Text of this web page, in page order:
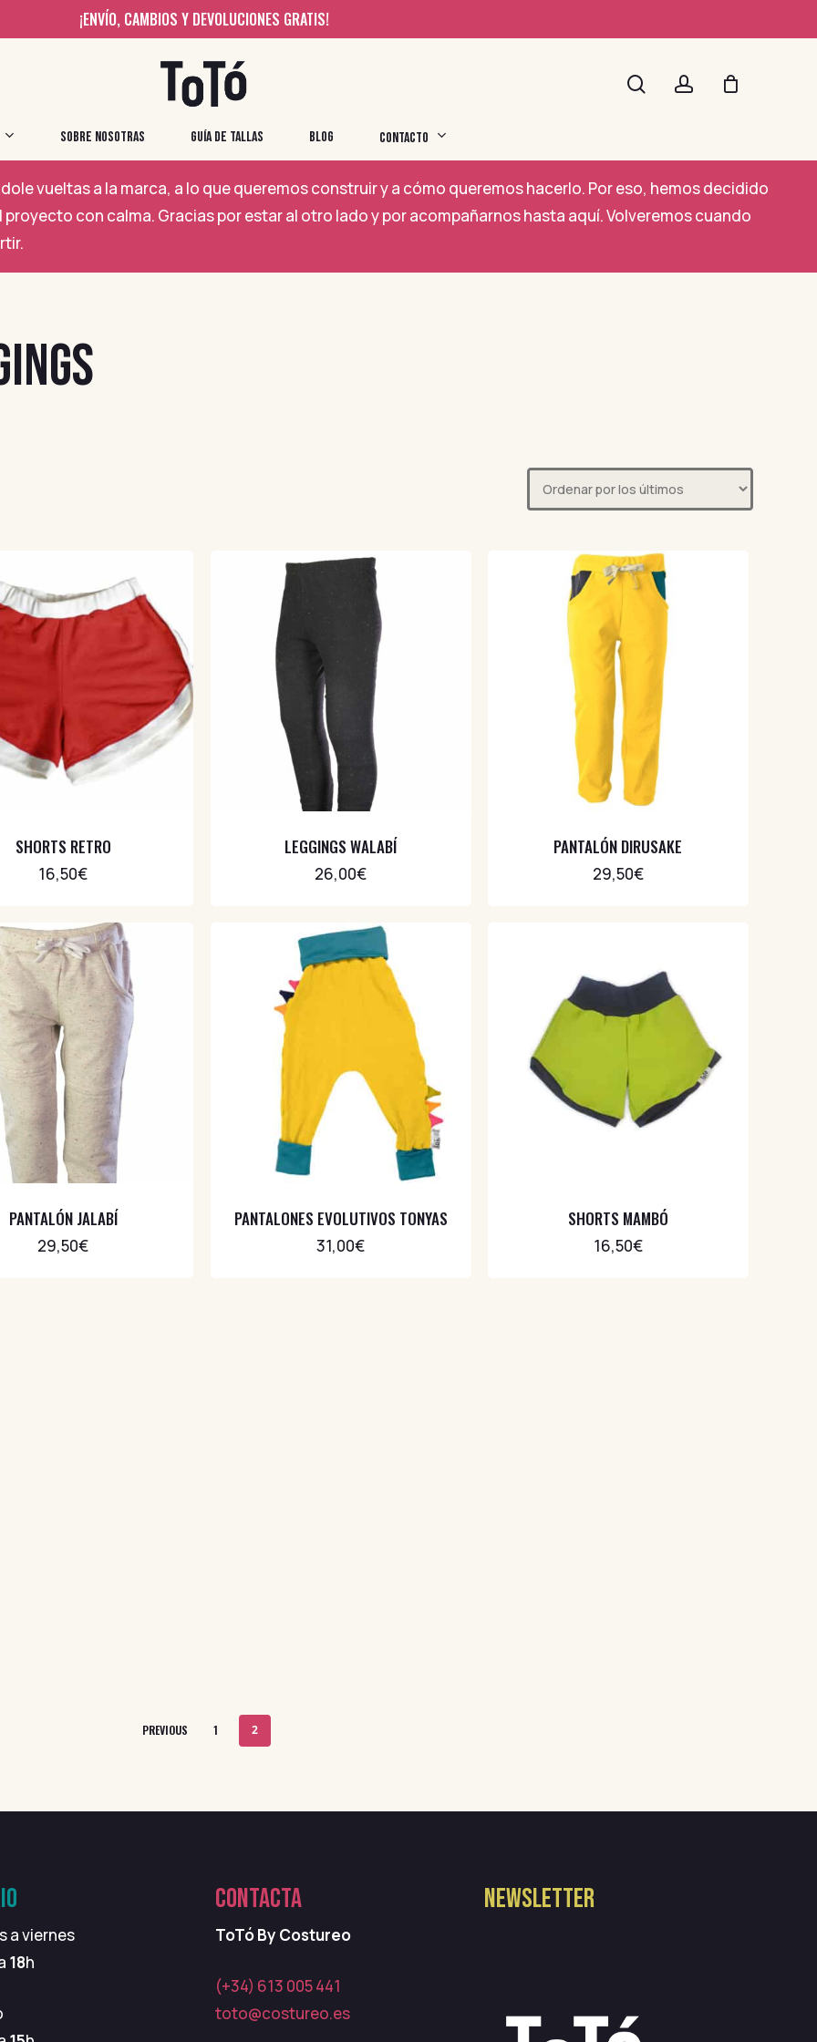
¡ENVÍO, CAMBIOS Y DEVOLUCIONES GRATIS!
SOBRE NOSOTRAS GUÍA DE TALLAS BLOG CONTACTO
vueltas a la marca, a lo que queremos construir y a cómo queremos hacerlo. Por eso, hemos decidido
con calma. Gracias por estar al otro lado y por acompañarnos hasta aquí. Volveremos cuando
SHORTS RETRO
16,50€
LEGGINGS WALABÍ
26,00€
PANTALÓN DIRUSAKE
29,50€
PANTALÓN JALABÍ
29,50€
PANTALONES EVOLUTIVOS TONYAS
31,00€
SHORTS MAMBÓ
16,50€
PREVIOUS 1 2
a viernes
18h
CONTACTA
ToTó By Costureo
(+34) 613 005 441
toto@costureo.es
NEWSLETTER